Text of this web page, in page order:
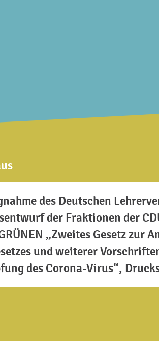
des Deutschen
der Fraktionen der
„Zweites Gesetz zur
und weiterer
des Corona-Virus“,